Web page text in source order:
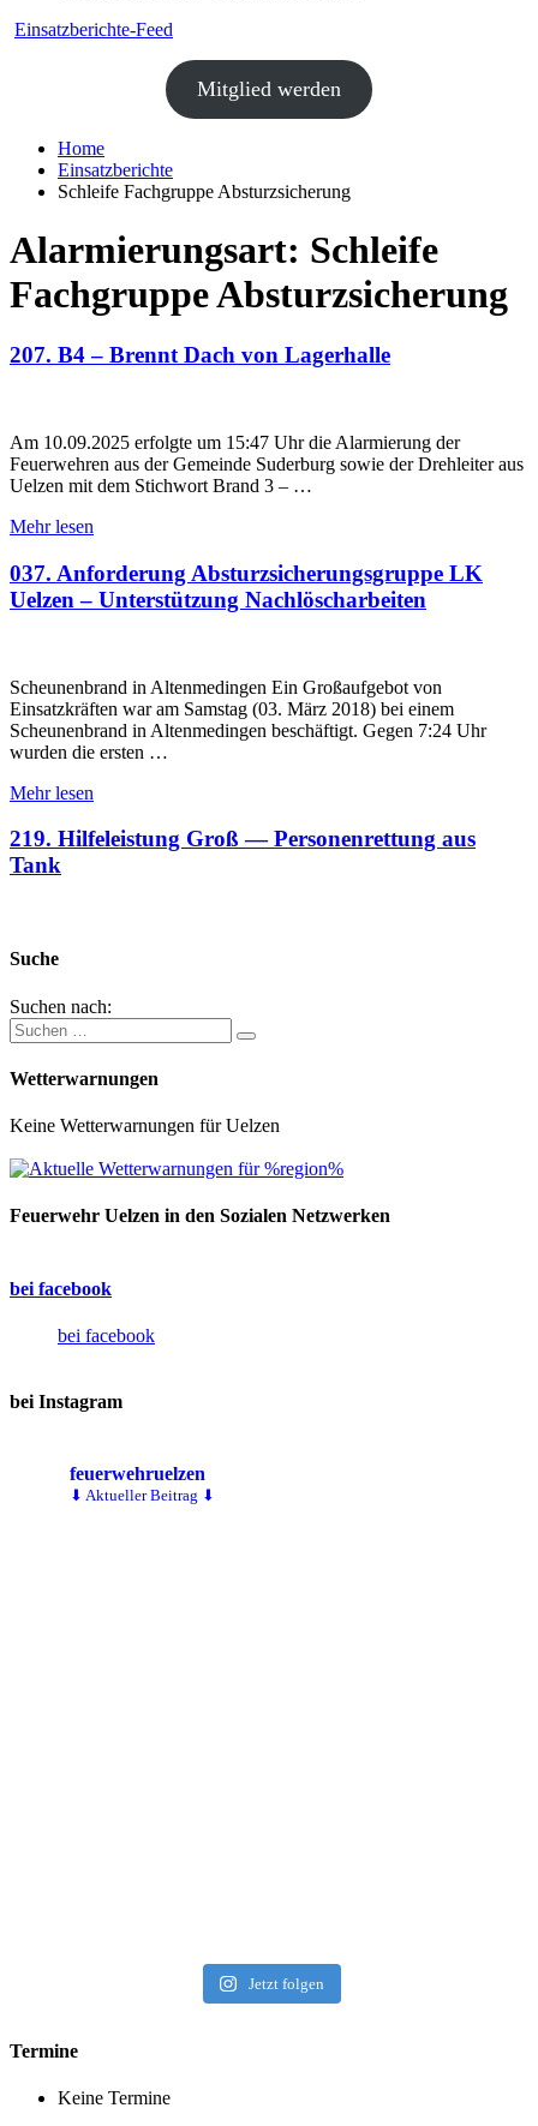
Einsatzberichte-Feed
Mitglied werden
Home
Einsatzberichte
Schleife Fachgruppe Absturzsicherung
Alarmierungsart: Schleife
Fachgruppe Absturzsicherung
207. B4 – Brennt Dach von Lagerhalle
Am 10.09.2025 erfolgte um 15:47 Uhr die Alarmierung der
Feuerwehren aus der Gemeinde Suderburg sowie der Drehleiter aus
Uelzen mit dem Stichwort Brand 3 – …
Mehr lesen
037. Anforderung Absturzsicherungsgruppe LK
Uelzen – Unterstützung Nachlöscharbeiten
Scheunenbrand in Altenmedingen Ein Großaufgebot von
Einsatzkräften war am Samstag (03. März 2018) bei einem
Scheunenbrand in Altenmedingen beschäftigt. Gegen 7:24 Uhr
wurden die ersten …
Mehr lesen
219. Hilfeleistung Groß — Personenrettung aus
Tank
Suche
Suchen nach:
Wetterwarnungen
Keine Wetterwarnungen für Uelzen
Feuerwehr Uelzen in den Sozialen Netzwerken
bei facebook
bei facebook
bei Instagram
feuerwehruelzen
⬇ Aktueller Beitrag ⬇
Jetzt folgen
Termine
Keine Termine